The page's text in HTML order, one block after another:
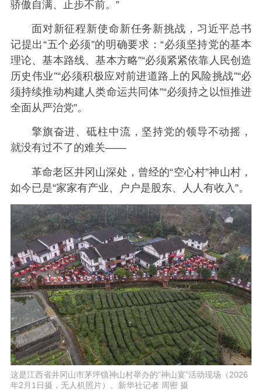
骄傲自满、止步不前。”
面对新征程新使命新任务新挑战，习近平总书
记提出“五个必须”的明确要求：“必须坚持党的基本
理论、基本路线、基本方略”“必须紧紧依靠人民创造
历史伟业”“必须积极应对前进道路上的风险挑战”“必
须持续推动构建人类命运共同体”“必须持之以恒推进
全面从严治党”。
擎旗奋进、砥柱中流，坚持党的领导不动摇，
就没有过不了的难关——
革命老区井冈山深处，曾经的“空心村”神山村，
如今已是“家家有产业、户户是股东、人人有收入”。
这是江西省井冈山市茅坪镇神山村举办的“神山宴”活动现场（2026
年2月1日摄，无人机照片）。新华社记者 周密 摄